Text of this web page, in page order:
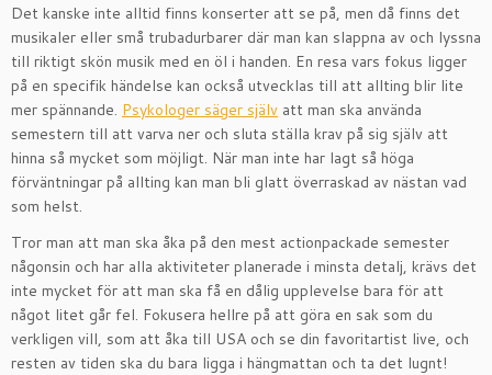
Det kanske inte alltid finns konserter att se på, men då finns det
musikaler eller små trubadurbarer där man kan slappna av och lyssna
till riktigt skön musik med en öl i handen. En resa vars fokus ligger
på en specifik händelse kan också utvecklas till att allting blir lite
mer spännande. Psykologer säger själv att man ska använda
semestern till att varva ner och sluta ställa krav på sig själv att
hinna så mycket som möjligt. När man inte har lagt så höga
förväntningar på allting kan man bli glatt överraskad av nästan vad
som helst.
Tror man att man ska åka på den mest actionpackade semester
någonsin och har alla aktiviteter planerade i minsta detalj, krävs det
inte mycket för att man ska få en dålig upplevelse bara för att
något litet går fel. Fokusera hellre på att göra en sak som du
verkligen vill, som att åka till USA och se din favoritartist live, och
resten av tiden ska du bara ligga i hängmattan och ta det lugnt!